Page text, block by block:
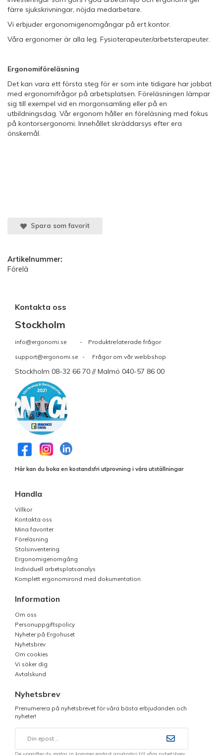
färre sjukskrivningar, nöjda medarbetare.
Vi erbjuder ergonomigenomgångar på ert kontor.
Våra ergonomer är alla leg. Fysioterapeuter/arbetsterapeuter.
Ergonomiföreläsning
Det kan vara ett första steg för er som inte tidigare har jobbat
med ergonomifrågor på arbetsplatsen. Föreläsningen lämpar
sig till exempel vid en morgonsamling eller på en
utbildningsdag. Vår ergonom håller en föreläsning med fokus
på kontorsergonomi. Innehållet skräddarsys efter era
önskemål.
Spara som favorit
Artikelnummer:
Förelä
Kontakta oss
Stockholm
info@ergonomi.se - Produktrelaterade frågor
support@ergonomi.se - Frågor om vår webbshop
Stockholm 08-32 66 70 // Malmö 040-57 86 00
Här kan du boka en kostandsfri utprovning i våra utställningar
Handla
Villkor
Kontakta oss
Mina favoriter
Föreläsning
Stolsinventering
Ergonomigenomgång
Individuell arbetsplatsanalys
Komplett ergonomirond med dokumentation
Information
Om oss
Personuppgiftspolicy
Nyheter på Ergohuset
Nyhetsbrev
Om cookies
Vi söker dig
Avtalskund
Nyhetsbrev
Prenumerera på nyhetsbrevet för våra bästa erbjudanden och
nyheter!
De uppgifter du matar in kommer endast användas till våra nyhetsbrev.